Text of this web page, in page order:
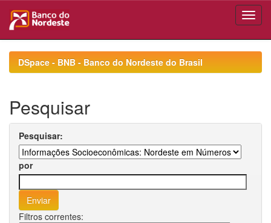
navigationDSpace - BNB - Banco do Nordeste do Brasil
Pesquisar
Pesquisar:
por
Filtros correntes: